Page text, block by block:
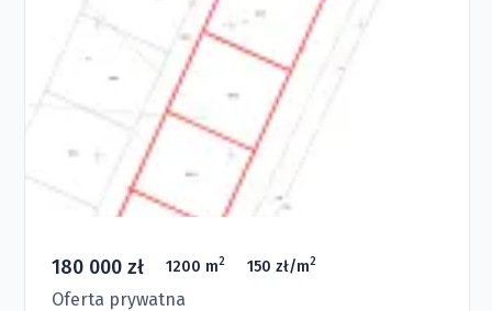
180 000 zł 1200 m2 150 zł/m2
Oferta prywatna